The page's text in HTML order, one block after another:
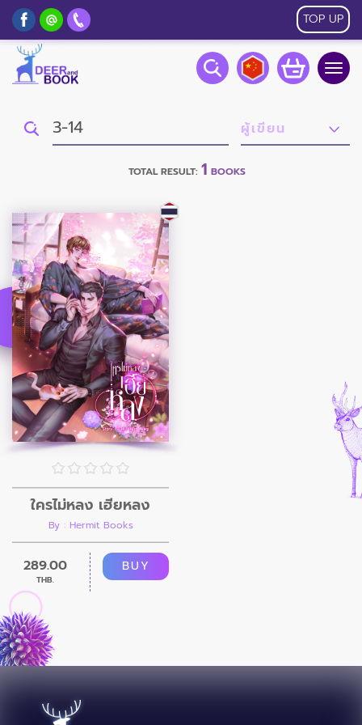
TOP UP
TOTAL RESULT: 1 BOOKS
ใครไม่หลง เฮียหลง
By : Hermit Books
289.00
THB.
BUY